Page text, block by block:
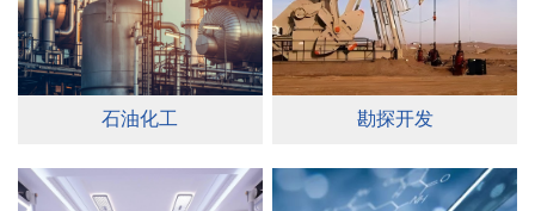
石油化工 勘探开发